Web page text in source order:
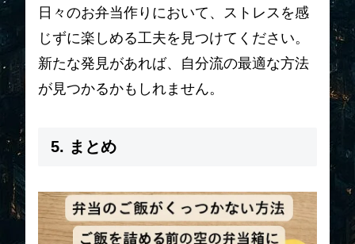
日々のお弁当作りにおいて、ストレスを感
じずに楽しめる工夫を見つけてください。
新たな発見があれば、自分流の最適な方法
が見つかるかもしれません。
5. まとめ